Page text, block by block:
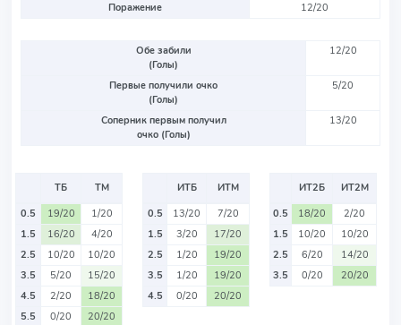
Поражение
12/20
Обе забили
(Голы)
12/20
Первые получили очко
(Голы)
5/20
Соперник первым получил
очко (Голы)
13/20
ТБ
ТМ
0.5
19/20
1/20
1.5
16/20
4/20
2.5
10/20
10/20
3.5
5/20
15/20
4.5
2/20
18/20
5.5
0/20 20/20
ИТБ
ИТМ
0.5
13/20
7/20
1.5
3/20
17/20
2.5
1/20
19/20
3.5
1/20
19/20
4.5
0/20 20/20
ИТ2Б
ИТ2М
0.5
18/20
2/20
1.5
10/20
10/20
2.5
6/20
14/20
3.5
0/20 20/20